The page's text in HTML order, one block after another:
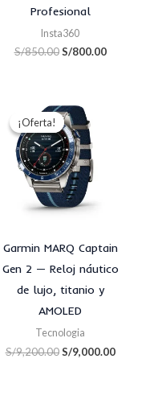
Profesional
Insta360
S/850.00 S/800.00
¡Oferta!
¡Oferta!
Garmin MARQ Captain
Gen 2 — Reloj náutico
de lujo, titanio y
AMOLED
Tecnologia
S/9,200.00
precio
original
era:
S/9,200.00.
S/9,000.00